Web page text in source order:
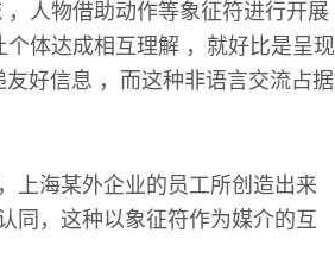
人物借助动作等象征符进行开展
体达成相互理解 ，就好比是呈现
好信息 ，而这种非语言交流占据
上海某外企业的员工所创造出来
同，这种以象征符作为媒介的互